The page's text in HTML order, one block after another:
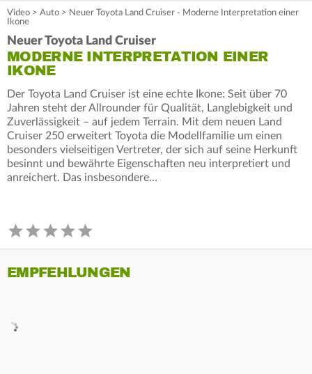
Video > Auto > Neuer Toyota Land Cruiser - Moderne Interpretation einer
Ikone
Neuer Toyota Land Cruiser
MODERNE INTERPRETATION EINER
IKONE
Der Toyota Land Cruiser ist eine echte Ikone: Seit über 70
Jahren steht der Allrounder für Qualität, Langlebigkeit und
Zuverlässigkeit – auf jedem Terrain. Mit dem neuen Land
Cruiser 250 erweitert Toyota die Modellfamilie um einen
besonders vielseitigen Vertreter, der sich auf seine Herkunft
besinnt und bewährte Eigenschaften neu interpretiert und
anreichert. Das insbesondere…
EMPFEHLUNGEN